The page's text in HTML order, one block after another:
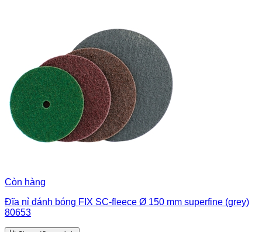
Còn hàng
Đĩa nỉ đánh bóng FIX SC-fleece Ø 150 mm superfine (grey)
80653